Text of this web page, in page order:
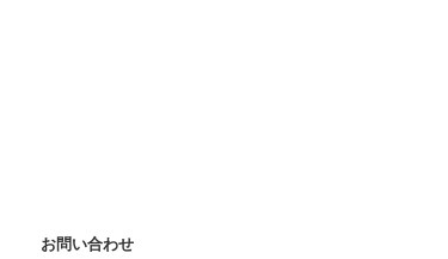
お問い合わせ